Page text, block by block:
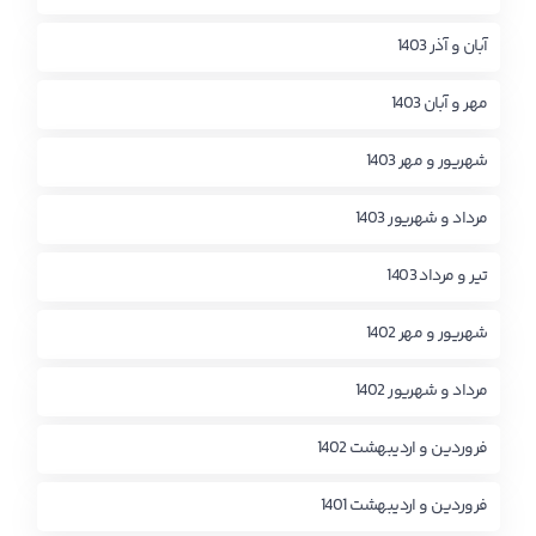
آبان و آذر 1403
مهر و آبان 1403
شهریور و مهر 1403
مرداد و شهریور 1403
تیر و مرداد 1403
شهریور و مهر 1402
مرداد و شهریور 1402
فروردین و اردیبهشت 1402
فروردین و اردیبهشت 1401